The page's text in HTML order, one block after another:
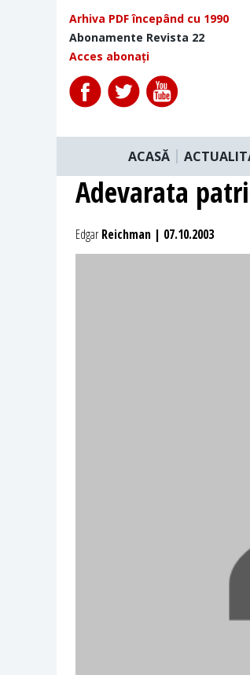
Arhiva PDF începând cu 1990
Abonamente Revista 22
Acces abonați
ACASĂ
Adevarata
EdgarReichman | 07.10.2003